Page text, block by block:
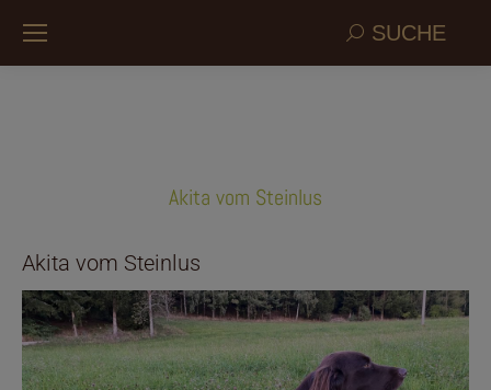
Search:SUCHE
Akita vom Steinlus
Akita vom Steinlus